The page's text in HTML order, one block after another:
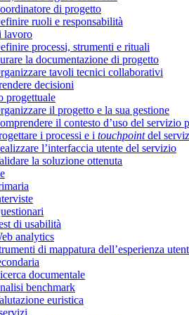
di progetto
ruoli e responsabilità
lavoro
processi, strumenti e rituali
la documentazione di progetto
tavoli tecnici collaborativi
decisioni
progettuale
il progetto e la sua gestione
il contesto d’uso del servizio
i processi e i touchpointdel
l’interfaccia utente del servizio
la soluzione ottenuta
di usabilità
analytics
di mappatura dell’esperienza
documentale
benchmark
euristica